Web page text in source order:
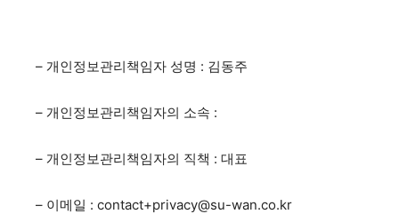
– 개인정보관리책임자 성명 : 김동주
– 개인정보관리책임자의 소속 :
– 개인정보관리책임자의 직책 : 대표
– 이메일 : contact+privacy@su-wan.co.kr